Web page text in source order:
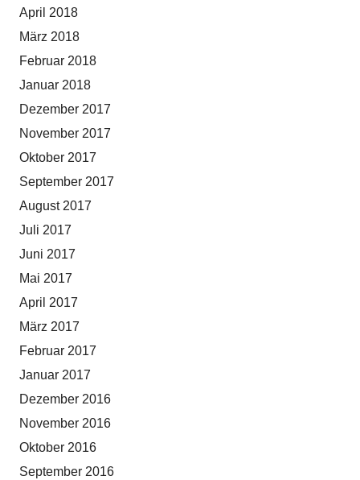
April 2018
März 2018
Februar 2018
Januar 2018
Dezember 2017
November 2017
Oktober 2017
September 2017
August 2017
Juli 2017
Juni 2017
Mai 2017
April 2017
März 2017
Februar 2017
Januar 2017
Dezember 2016
November 2016
Oktober 2016
September 2016